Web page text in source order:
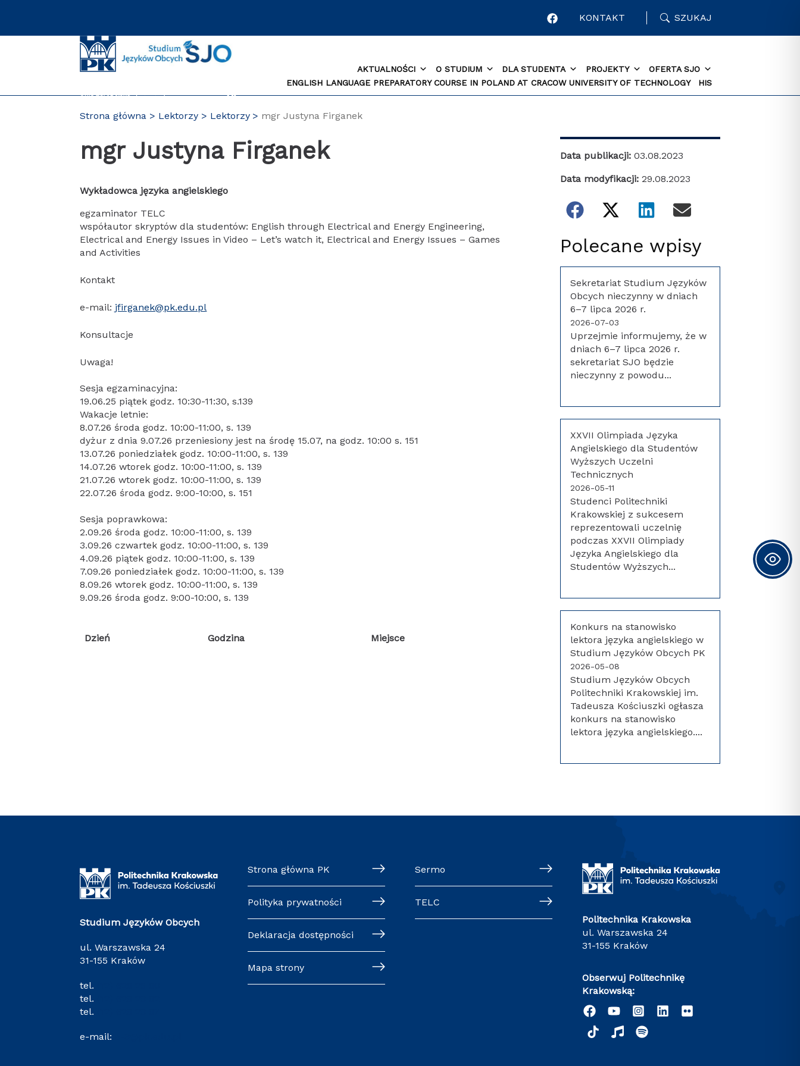
KONTAKT SZUKAJ
AKTUALNOŚCI O STUDIUM DLA STUDENTA PROJEKTY
OFERTA SJO
ENGLISH LANGUAGE PREPARATORY COURSE IN POLAND AT CRACOW UNIVERSITY OF TECHNOLOGY
HIS
Strona główna Lektorzy Lektorzy mgr Justyna Firganek
mgr Justyna Firganek
Wykładowca języka angielskiego
egzaminator TELC
współautor skryptów dla studentów: English through Electrical and Energy Engineering,
Electrical and Energy Issues in Video – Let’s watch it, Electrical and Energy Issues – Games
and Activities
Kontakt
e-mail: jfirganek@pk.edu.pl
Konsultacje
Uwaga!
Sesja egzaminacyjna:
19.06.25 piątek godz. 10:30-11:30, s.139
Wakacje letnie:
8.07.26 środa godz. 10:00-11:00, s. 139
dyżur z dnia 9.07.26 przeniesiony jest na środę 15.07, na godz. 10:00 s. 151
13.07.26 poniedziałek godz. 10:00-11:00, s. 139
14.07.26 wtorek godz. 10:00-11:00, s. 139
21.07.26 wtorek godz. 10:00-11:00, s. 139
22.07.26 środa godz. 9:00-10:00, s. 151
Sesja poprawkowa:
2.09.26 środa godz. 10:00-11:00, s. 139
3.09.26 czwartek godz. 10:00-11:00, s. 139
4.09.26 piątek godz. 10:00-11:00, s. 139
7.09.26 poniedziałek godz. 10:00-11:00, s. 139
8.09.26 wtorek godz. 10:00-11:00, s. 139
9.09.26 środa godz. 9:00-10:00, s. 139
Dzień Godzina Miejsce
Data publikacji: 03.08.2023
Data modyfikacji: 29.08.2023
Polecane wpisy
Sekretariat Studium Języków
Obcych nieczynny w dniach
6–7 lipca 2026 r.
2026-07-03
Uprzejmie informujemy, że w
dniach 6–7 lipca 2026 r.
sekretariat SJO będzie
nieczynny z powodu...
XXVII Olimpiada Języka
Angielskiego dla Studentów
Wyższych Uczelni
Technicznych
2026-05-11
Studenci Politechniki
Krakowskiej z sukcesem
reprezentowali uczelnię
podczas XXVII Olimpiady
Języka Angielskiego dla
Studentów Wyższych...
Konkurs na stanowisko
lektora języka angielskiego w
Studium Języków Obcych PK
2026-05-08
Studium Języków Obcych
Politechniki Krakowskiej im.
Tadeusza Kościuszki ogłasza
konkurs na stanowisko
lektora języka angielskiego....
Studium Języków Obcych
ul. Warszawska 24
31-155 Kraków
tel.
tel.
tel.
e-mail:
Strona główna PK
Polityka prywatności
Deklaracja dostępności
Mapa strony
Sermo
TELC
Politechnika Krakowska
ul. Warszawska 24
31-155 Kraków
Obserwuj Politechnikę
Krakowską: